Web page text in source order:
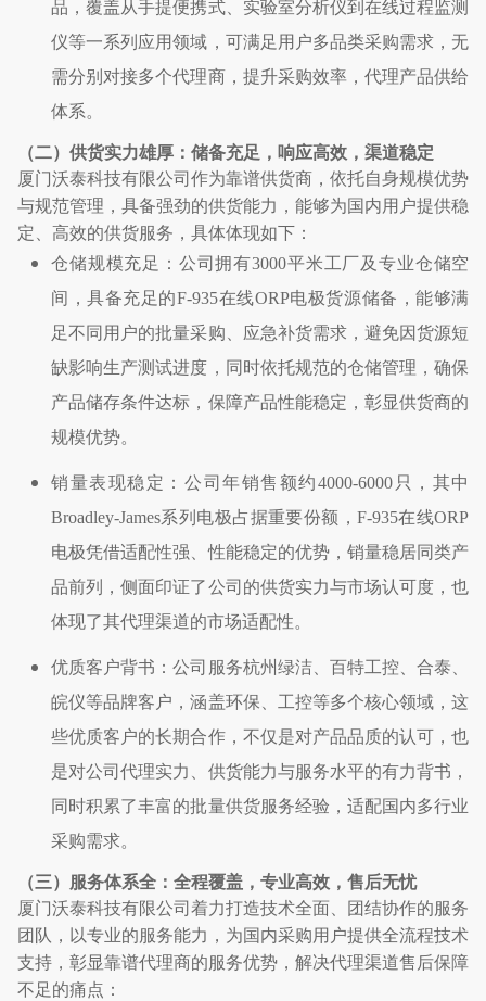
品，覆盖从手提便携式、实验室分析仪到在线过程监测
仪等一系列应用领域，可满足用户多品类采购需求，无
需分别对接多个代理商，提升采购效率，代理产品供给
体系。
（二）供货实力雄厚：储备充足，响应高效，渠道稳定
厦门沃泰科技有限公司作为靠谱供货商，依托自身规模优势
与规范管理，具备强劲的供货能力，能够为国内用户提供稳
定、高效的供货服务，具体体现如下：
仓储规模充足：公司拥有3000平米工厂及专业仓储空
间，具备充足的F-935在线ORP电极货源储备，能够满
足不同用户的批量采购、应急补货需求，避免因货源短
缺影响生产测试进度，同时依托规范的仓储管理，确保
产品储存条件达标，保障产品性能稳定，彰显供货商的
规模优势。
销量表现稳定：公司年销售额约4000-6000 只，其中
Broadley-James系列电极占据重要份额，F-935在线ORP
电极凭借适配性强、性能稳定的优势，销量稳居同类产
品前列，侧面印证了公司的供货实力与市场认可度，也
体现了其代理渠道的市场适配性。
优质客户背书：公司服务杭州绿洁、百特工控、合泰、
皖仪等品牌客户，涵盖环保、工控等多个核心领域，这
些优质客户的长期合作，不仅是对产品品质的认可，也
是对公司代理实力、供货能力与服务水平的有力背书，
同时积累了丰富的批量供货服务经验，适配国内多行业
采购需求。
（三）服务体系全：全程覆盖，专业高效，售后无忧
厦门沃泰科技有限公司着力打造技术全面、团结协作的服务
团队，以专业的服务能力，为国内采购用户提供全流程技术
支持，彰显靠谱代理商的服务优势，解决代理渠道售后保障
不足的痛点：